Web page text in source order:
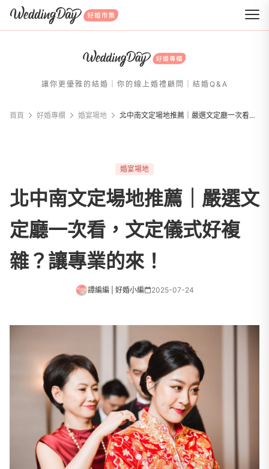
WeddingDay 好婚市集
讓你更優雅的結婚｜你的線上婚禮顧問｜結婚Q&A
首頁 好婚專欄 婚宴場地 北中南文定場地推薦｜嚴選文定廳一次看，文定儀式好複雜？讓專業的來！
婚宴場地
北中南文定場地推薦｜嚴選文
定廳一次看，文定儀式好複
雜？讓專業的來！
譚編編 | 好婚小編 2025-07-24